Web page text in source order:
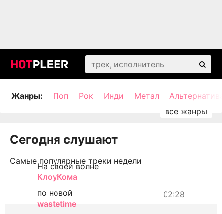
Жанры: Поп Рок Инди Метал
Сегодня слушают
Самые популярные треки недели
На своей волне
КлоуКома
02:28
по новой
wastetime